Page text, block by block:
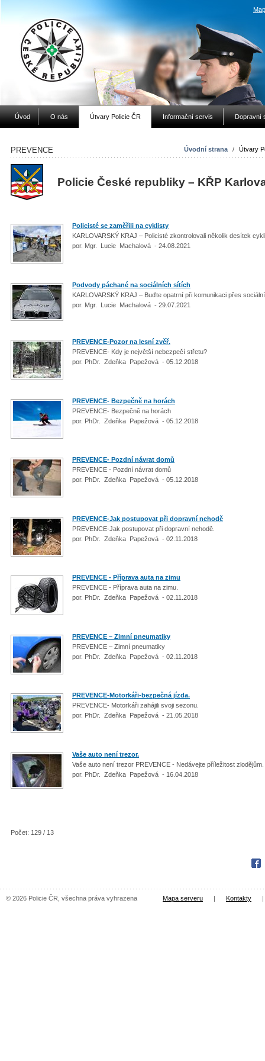
Úvod O nás Útvary Policie ČR Informační servis Dopravní
Úvodní strana / Útvary
PREVENCE
Policie České republiky – KŘP
Policisté se zaměřili na cyklisty
KARLOVARSKÝ KRAJ – Policisté zkontrolovali několik desítek
por. Mgr. Lucie Machalová - 24.08.2021
Podvody páchané na sociálních sítích
KARLOVARSKÝ KRAJ – Buďte opatrní při komunikaci přes
por. Mgr. Lucie Machalová - 29.07.2021
PREVENCE-Pozor na lesní zvěř.
PREVENCE- Kdy je největší nebezpečí střetu?
por. PhDr. Zdeňka Papežová - 05.12.2018
PREVENCE- Bezpečně na horách
PREVENCE- Bezpečně na horách
por. PhDr. Zdeňka Papežová - 05.12.2018
PREVENCE- Pozdní návrat domů
PREVENCE - Pozdní návrat domů
por. PhDr. Zdeňka Papežová - 05.12.2018
PREVENCE-Jak postupovat při dopravní nehodě
PREVENCE-Jak postupovat při dopravní nehodě.
por. PhDr. Zdeňka Papežová - 02.11.2018
PREVENCE - Příprava auta na zimu
PREVENCE - Příprava auta na zimu.
por. PhDr. Zdeňka Papežová - 02.11.2018
PREVENCE – Zimní pneumatiky
PREVENCE – Zimní pneumatiky
por. PhDr. Zdeňka Papežová - 02.11.2018
PREVENCE-Motorkáři-bezpečná jízda.
PREVENCE- Motorkáři zahájili svoji sezonu.
por. PhDr. Zdeňka Papežová - 21.05.2018
Vaše auto není trezor.
Vaše auto není trezor PREVENCE - Nedávejte příležitost zlodějům.
por. PhDr. Zdeňka Papežová - 16.04.2018
Počet: 129 / 13
© 2026 Policie ČR, všechna práva vyhrazena Mapa serveru | Kontakty |